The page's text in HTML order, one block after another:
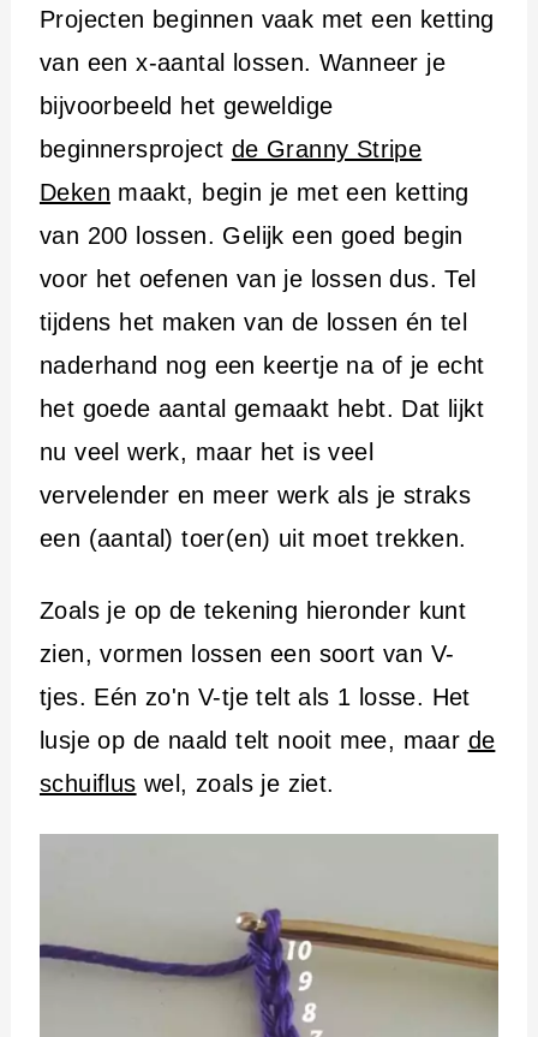
Projecten beginnen vaak met een ketting
van een x-aantal lossen. Wanneer je
bijvoorbeeld het geweldige
beginnersproject de Granny Stripe
Deken maakt, begin je met een ketting
van 200 lossen. Gelijk een goed begin
voor het oefenen van je lossen dus. Tel
tijdens het maken van de lossen én tel
naderhand nog een keertje na of je echt
het goede aantal gemaakt hebt. Dat lijkt
nu veel werk, maar het is veel
vervelender en meer werk als je straks
een (aantal) toer(en) uit moet trekken.
Zoals je op de tekening hieronder kunt
zien, vormen lossen een soort van V-
tjes. Eén zo'n V-tje telt als 1 losse. Het
lusje op de naald telt nooit mee, maar de
schuiflus wel, zoals je ziet.